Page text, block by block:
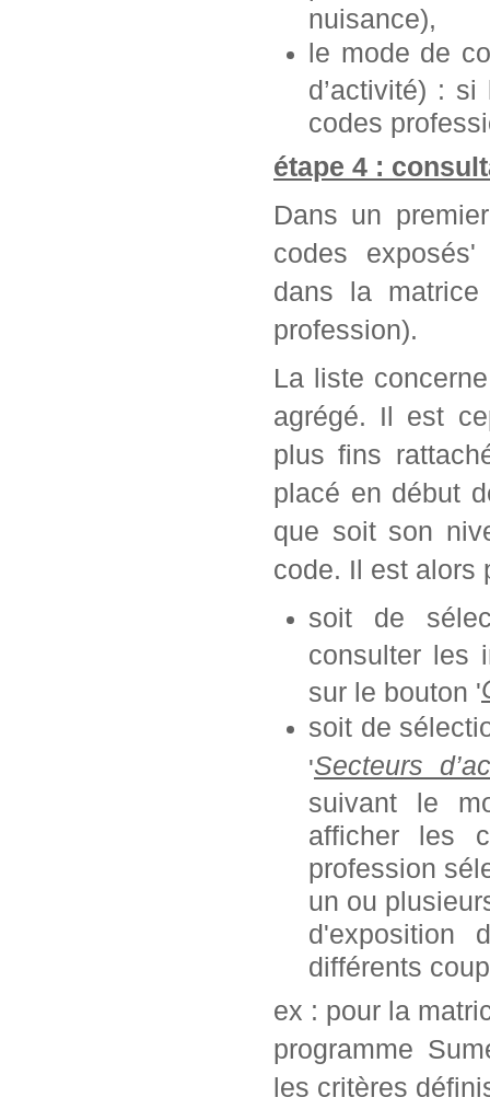
nuisance),
le mode de
d’activité) :
codes
étape 4 :
Dans un
codes
dans la
profession).
La liste
agrégé. Il est
plus fins
placé en début
que soit son
code. Il est alors
soit de
consulter les
sur le bouton '
soit de
'Secteurs
suivant le
afficher les
profession
un ou
d'exposition
différents
ex : pour la
programme
les critères